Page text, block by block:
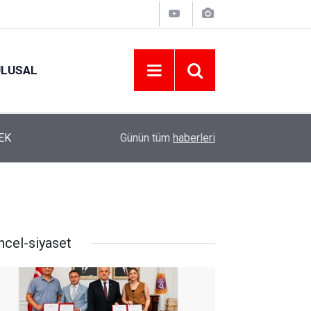
YENİ PARTİ ALTINORDU’DA KURUCU
Günün tüm haberleri
siyaset